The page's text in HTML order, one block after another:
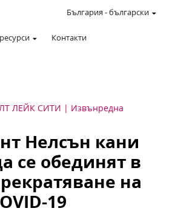
ресурси Контакти
България -български
ЛЕЙК СИТИ Извънредна
Нелсън кани
се обединят в
на
19